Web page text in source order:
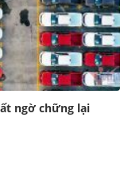
ngờ chững lại